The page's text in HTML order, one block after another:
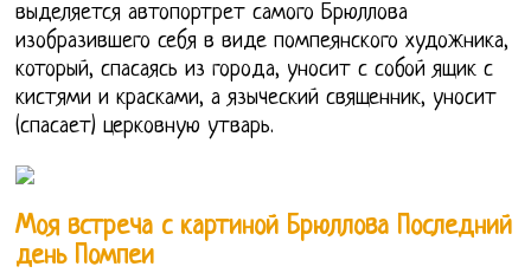
выделяется автопортрет самого Брюллова
изобразившего себя в виде помпеянского художника,
который, спасаясь из города, уносит с собой ящик с
кистями и красками, а языческий священник, уносит
(спасает) церковную утварь.
Моя встреча с картиной Брюллова Последний
день Помпеи